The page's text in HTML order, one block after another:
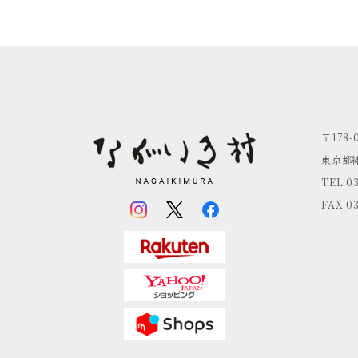
〒
東京都
TEL
FAX